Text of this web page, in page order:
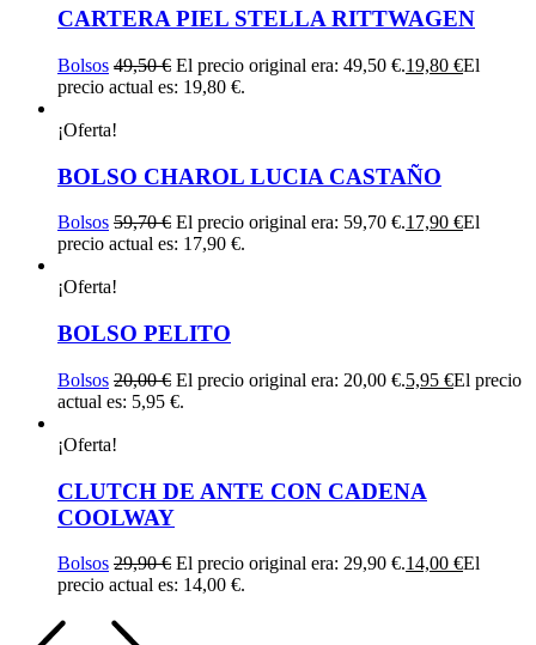
CARTERA PIEL STELLA RITTWAGEN
Bolsos 49,50€ El precio original era: 49,50 €.19,80 €El
precio actual es: 19,80 €.
¡Oferta!
BOLSO CHAROL LUCIA CASTAÑO
Bolsos 59,70€ El precio original era: 59,70 €.17,90 €El
precio actual es: 17,90 €.
¡Oferta!
BOLSO PELITO
Bolsos 20,00€ El precio original era: 20,00 €.5,95 €El precio
actual es: 5,95 €.
¡Oferta!
CLUTCH DE ANTE CON CADENA
COOLWAY
Bolsos 29,90€ El precio original era: 29,90 €.14,00 €El
precio actual es: 14,00 €.